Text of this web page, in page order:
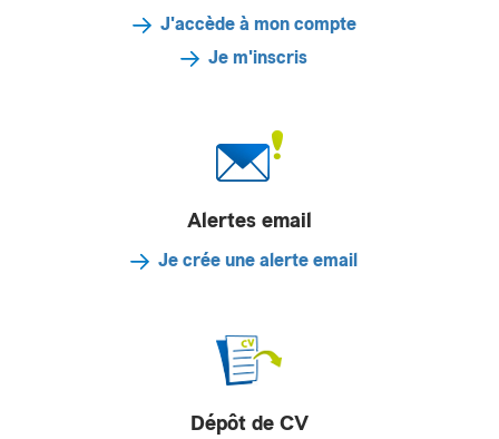
J'accède à mon compte
Je m'inscris
Alertes email
Je crée une alerte email
Dépôt de CV